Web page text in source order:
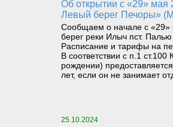
Об открытии с «29» мая 2025 г. навигации на паромном маршруте «Правый берег реки Илыч пст. Усть-Илыч – Левый берег реки Илыч пст. Палью –
Левый берег Печоры»
Сообщаем о начале с «29»
берег реки Илыч пст.
Расписание и тарифы на
В соответствии с п.1
рождении)
лет, если он не занимает
25.10.2024